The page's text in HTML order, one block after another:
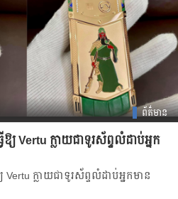
ព័ត៌មាន
Vertu ក្លាយជាទូរស័ព្ទលំដាប់អ្នក
ក្លាយជាទូរស័ព្ទលំដាប់អ្នកមាន